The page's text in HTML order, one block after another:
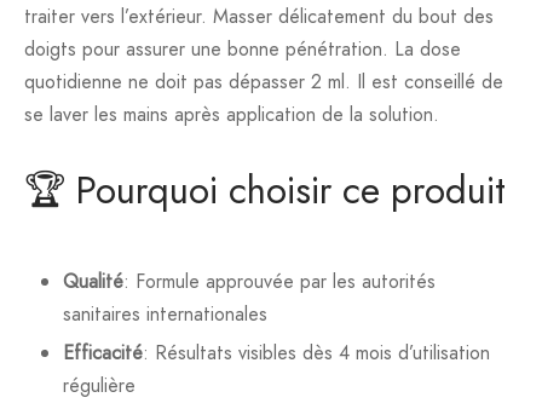
traiter vers l’extérieur. Masser délicatement du bout des
doigts pour assurer une bonne pénétration. La dose
quotidienne ne doit pas dépasser 2 ml. Il est conseillé de
se laver les mains après application de la solution.
🏆 Pourquoi choisir ce produit
Qualité: Formule approuvée par les autorités
sanitaires internationales
Efficacité: Résultats visibles dès 4 mois d’utilisation
régulière